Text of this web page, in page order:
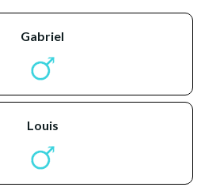
gabriel
louis